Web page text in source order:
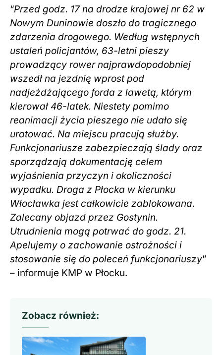
“Przed godz. 17 na drodze krajowej nr 62 w
Nowym Duninowie doszło do tragicznego
zdarzenia drogowego. Według wstępnych
ustaleń policjantów, 63-letni pieszy
prowadzący rower najprawdopodobniej
wszedł na jezdnię wprost pod
nadjeżdżającego forda z lawetą, którym
kierował 46-latek. Niestety pomimo
reanimacji życia pieszego nie udało się
uratować. Na miejscu pracują służby.
Funkcjonariusze zabezpieczają ślady oraz
sporządzają dokumentację celem
wyjaśnienia przyczyn i okoliczności
wypadku. Droga z Płocka w kierunku
Włocławka jest całkowicie zablokowana.
Zalecany objazd przez Gostynin.
Utrudnienia mogą potrwać do godz. 21.
Apelujemy o zachowanie ostrożności i
stosowanie się do poleceń funkcjonariuszy”
– informuje KMP w Płocku.
Zobacz również: